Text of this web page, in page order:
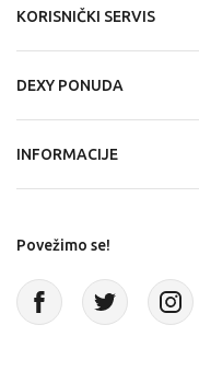
KORISNIČKI SERVIS
DEXY PONUDA
INFORMACIJE
Povežimo se!